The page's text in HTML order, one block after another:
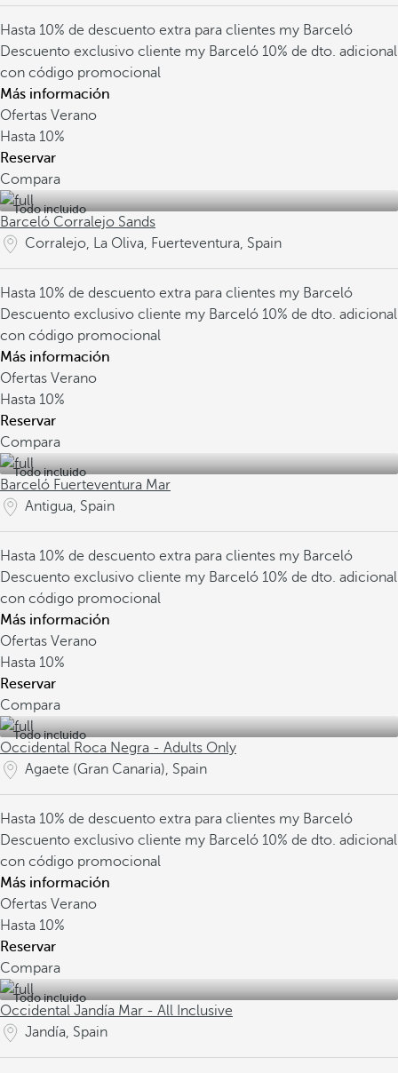
Hasta 10% de descuento extra para clientes my Barceló
Descuento exclusivo cliente my Barceló 10% de dto. adicional
con código promocional
Más información
Ofertas Verano
Hasta 10%
Reservar
Compara
Todo incluido
Barceló Corralejo Sands
Corralejo, La Oliva, Fuerteventura, Spain
Hasta 10% de descuento extra para clientes my Barceló
Descuento exclusivo cliente my Barceló 10% de dto. adicional
con código promocional
Más información
Ofertas Verano
Hasta 10%
Reservar
Compara
Todo incluido
Barceló Fuerteventura Mar
Antigua, Spain
Hasta 10% de descuento extra para clientes my Barceló
Descuento exclusivo cliente my Barceló 10% de dto. adicional
con código promocional
Más información
Ofertas Verano
Hasta 10%
Reservar
Compara
Todo incluido
Occidental Roca Negra - Adults Only
Agaete (Gran Canaria), Spain
Hasta 10% de descuento extra para clientes my Barceló
Descuento exclusivo cliente my Barceló 10% de dto. adicional
con código promocional
Más información
Ofertas Verano
Hasta 10%
Reservar
Compara
Todo incluido
Occidental Jandía Mar - All Inclusive
Jandía, Spain